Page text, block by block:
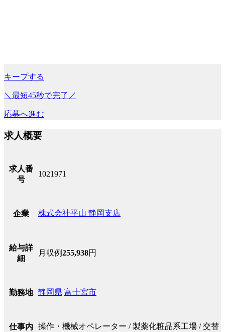
キープする
＼最短45秒で完了／
応募へ進む
求人概要
求人番
号
1021971
企業 株式会社平山 静岡支店
給与詳
細
月収例255,938円
勤務地 静岡県 富士宮市
仕事内
操作・機械オペレーター / 製薬化粧品系工場 / 交替